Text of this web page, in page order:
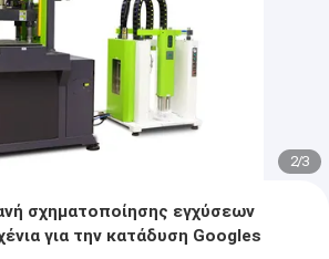
2/3
σχηματοποίησης εγχύσεων
για την κατάδυση Googles